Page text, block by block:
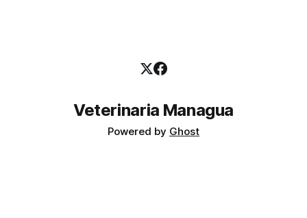
Veterinaria Managua
Powered by Ghost